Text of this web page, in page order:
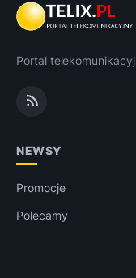
Portal
NEWSY
Promocje
Polecamy